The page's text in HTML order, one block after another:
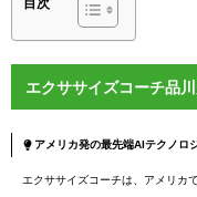
目次
エクササイズコーチ品
アメリカ発の最先端AIテクノロ
エクササイズコーチは、アメリカ